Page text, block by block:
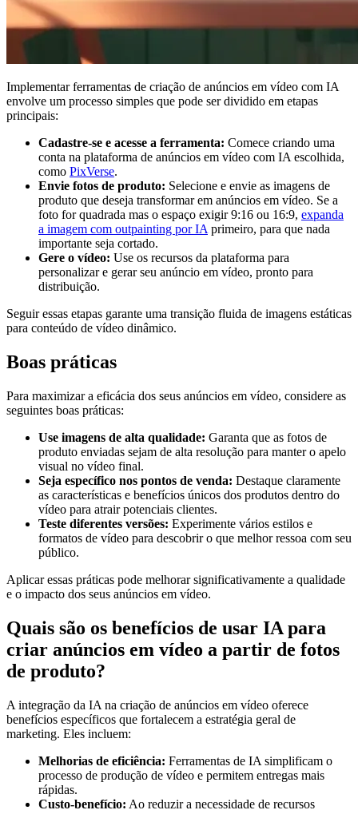
Implementar ferramentas de criação de anúncios em vídeo com IA
envolve um processo simples que pode ser dividido em etapas
principais:
Cadastre-se e acesse a ferramenta: Comece criando uma
conta na plataforma de anúncios em vídeo com IA escolhida,
como PixVerse.
Envie fotos de produto: Selecione e envie as imagens de
produto que deseja transformar em anúncios em vídeo. Se a
foto for quadrada mas o espaço exigir 9:16 ou 16:9, expanda
a imagem com outpainting por IA primeiro, para que nada
importante seja cortado.
Gere o vídeo: Use os recursos da plataforma para
personalizar e gerar seu anúncio em vídeo, pronto para
distribuição.
Seguir essas etapas garante uma transição fluida de imagens estáticas
para conteúdo de vídeo dinâmico.
Boas práticas
Para maximizar a eficácia dos seus anúncios em vídeo, considere as
seguintes boas práticas:
Use imagens de alta qualidade: Garanta que as fotos de
produto enviadas sejam de alta resolução para manter o apelo
visual no vídeo final.
Seja específico nos pontos de venda: Destaque claramente
as características e benefícios únicos dos produtos dentro do
vídeo para atrair potenciais clientes.
Teste diferentes versões: Experimente vários estilos e
formatos de vídeo para descobrir o que melhor ressoa com seu
público.
Aplicar essas práticas pode melhorar significativamente a qualidade
e o impacto dos seus anúncios em vídeo.
Quais são os benefícios de usar IA para
criar anúncios em vídeo a partir de fotos
de produto?
A integração da IA na criação de anúncios em vídeo oferece
benefícios específicos que fortalecem a estratégia geral de
marketing. Eles incluem:
Melhorias de eficiência: Ferramentas de IA simplificam o
processo de produção de vídeo e permitem entregas mais
rápidas.
Custo-benefício: Ao reduzir a necessidade de recursos